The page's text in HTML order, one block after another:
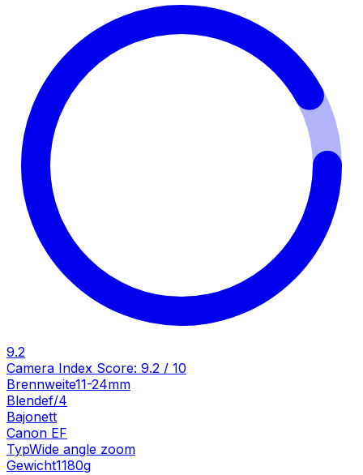
9.2
Camera Index Score: 9.2 / 10
Brennweite11-24mm
Blendef/4
Bajonett
Canon EF
TypWide angle zoom
Gewicht1180g